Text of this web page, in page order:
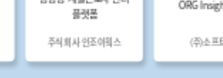
주식회사 인조이웍스
ORG Insight(CG)
(주)소프트인